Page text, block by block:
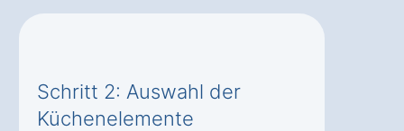
Schritt 2: Auswahl der
Küchenelemente